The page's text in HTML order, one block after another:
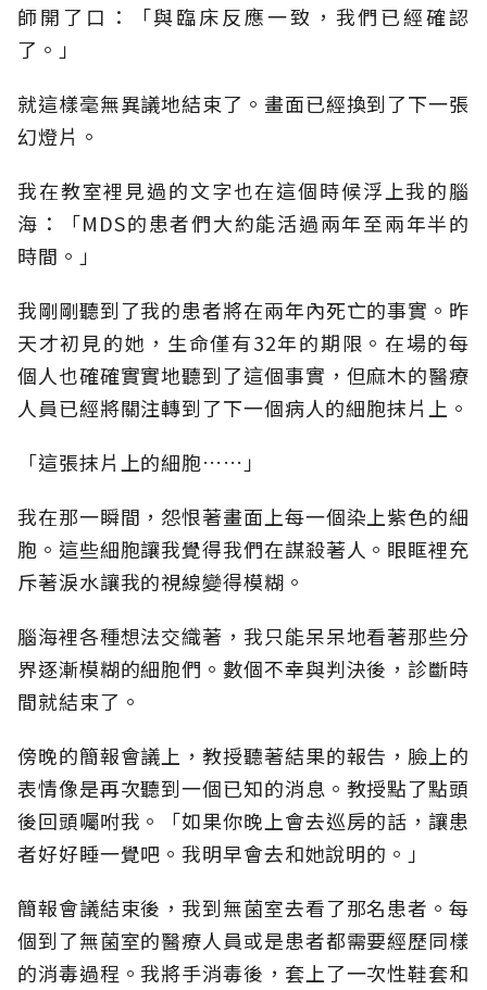
師開了口：「與臨床反應一致，我們已經確認
了。」
就這樣毫無異議地結束了。畫面已經換到了下一張
幻燈片。
我在教室裡見過的文字也在這個時候浮上我的腦
海：「MDS的患者們大約能活過兩年至兩年半的
時間。」
我剛剛聽到了我的患者將在兩年內死亡的事實。昨
天才初見的她，生命僅有32年的期限。在場的每
個人也確確實實地聽到了這個事實，但麻木的醫療
人員已經將關注轉到了下一個病人的細胞抹片上。
「這張抹片上的細胞……」
我在那一瞬間，怨恨著畫面上每一個染上紫色的細
胞。這些細胞讓我覺得我們在謀殺著人。眼眶裡充
斥著淚水讓我的視線變得模糊。
腦海裡各種想法交織著，我只能呆呆地看著那些分
界逐漸模糊的細胞們。數個不幸與判決後，診斷時
間就結束了。
傍晚的簡報會議上，教授聽著結果的報告，臉上的
表情像是再次聽到一個已知的消息。教授點了點頭
後回頭囑咐我。「如果你晚上會去巡房的話，讓患
者好好睡一覺吧。我明早會去和她說明的。」
簡報會議結束後，我到無菌室去看了那名患者。每
個到了無菌室的醫療人員或是患者都需要經歷同樣
的消毒過程。我將手消毒後，套上了一次性鞋套和